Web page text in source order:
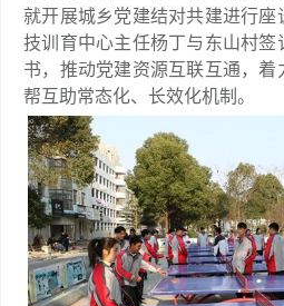
就开展城乡党建结对共建进行
技训育中心主任杨丁与东山村签
书，推动党建资源互联互通，着
帮互助常态化、长效化机制。